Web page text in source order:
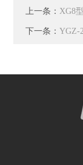
上一条： XG8
下一条：YGZ-